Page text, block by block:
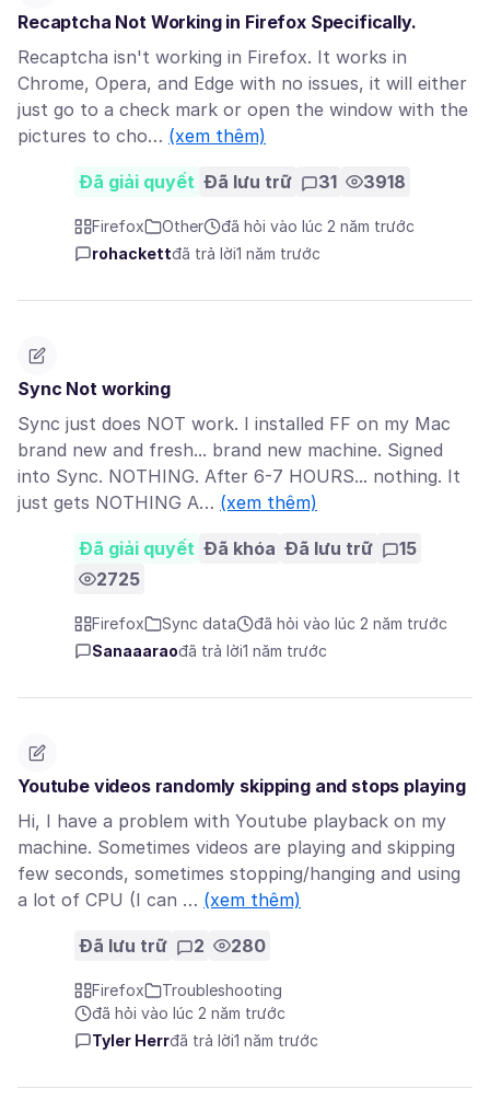
Recaptcha Not Working in Firefox Specifically.
Recaptcha isn't working in Firefox. It works in
Chrome, Opera, and Edge with no issues, it will either
just go to a check mark or open the window with the
pictures to cho… (xem thêm)
Đã giải quyết Đã lưu trữ 31 3918
Firefox Other
đã hỏi vào lúc 2 năm trước
rohackettđã trả lời1 năm trước
Sync Not working
Sync just does NOT work. I installed FF on my Mac
brand new and fresh... brand new machine. Signed
into Sync. NOTHING. After 6-7 HOURS... nothing. It
just gets NOTHING A… (xem thêm)
Đã giải quyết Đã khóa Đã lưu trữ
15
2725
Firefox Sync data
đã hỏi vào lúc 2 năm trước
Sanaaaraođã trả lời1 năm trước
Youtube videos randomly skipping and stops playing
Hi, I have a problem with Youtube playback on my
machine. Sometimes videos are playing and skipping
few seconds, sometimes stopping/hanging and using
a lot of CPU (I can … (xem thêm)
Đã lưu trữ 2 280
Firefox
Troubleshooting
đã hỏi vào lúc 2 năm trước
Tyler Herrđã trả lời1 năm trước